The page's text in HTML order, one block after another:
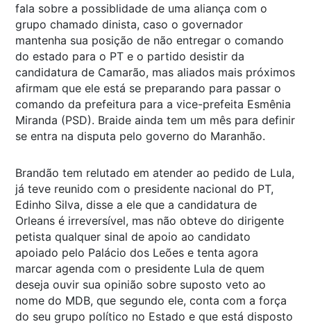
fala sobre a possiblidade de uma aliança com o
grupo chamado dinista, caso o governador
mantenha sua posição de não entregar o comando
do estado para o PT e o partido desistir da
candidatura de Camarão, mas aliados mais próximos
afirmam que ele está se preparando para passar o
comando da prefeitura para a vice-prefeita Esmênia
Miranda (PSD). Braide ainda tem um mês para definir
se entra na disputa pelo governo do Maranhão.
Brandão tem relutado em atender ao pedido de Lula,
já teve reunido com o presidente nacional do PT,
Edinho Silva, disse a ele que a candidatura de
Orleans é irreversível, mas não obteve do dirigente
petista qualquer sinal de apoio ao candidato
apoiado pelo Palácio dos Leões e tenta agora
marcar agenda com o presidente Lula de quem
deseja ouvir sua opinião sobre suposto veto ao
nome do MDB, que segundo ele, conta com a força
do seu grupo político no Estado e que está disposto